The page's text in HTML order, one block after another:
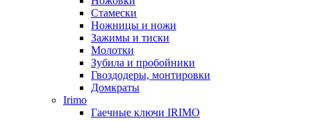
Стамески
Ножницы и ножи
Зажимы и тиски
Молотки
Зубила и пробойники
Гвоздодеры, монтировки
Домкраты
Irimo
Гаечные ключи IRIMO